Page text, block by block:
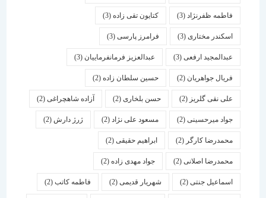
فاطمه ظفرنژاد(3) کتایون تقی زاده(3)
اسكندر مختاری (3) فرامرز پارسی(3)
عبدالمجید ارفعی(3) عبدالعزیز فرمانفرماییان(3)
فریال جواهریان(2) حسین سلطان زاده(2)
علی نقی گلریز(2) حسن بلخاری(2) آزاده شاهچراغی(2)
جواد میرحسینی(2) مسعود علی نژاد(2) ژرژ دارش (2)
محمدرضا کارگر(2) ابراهیم حقیقی(2)
محمدرضا اصلانی(2) جواد مهدی زاده(2)
اسماعیل جنتی(2) شهریار قدیمی(2) فاطمه کاتب(2)